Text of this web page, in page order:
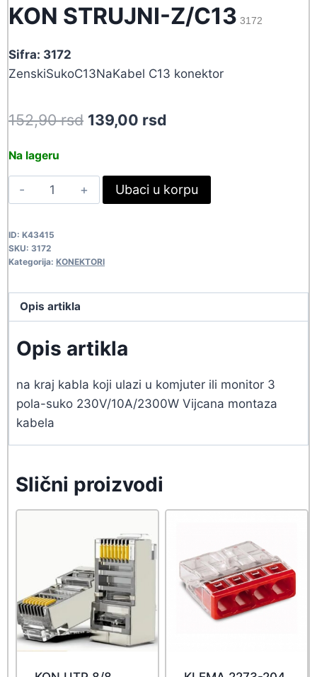
KON STRUJNI-Z/C13 3172
Sifra: 3172
ZenskiSukoC13NaKabel C13 konektor
152,90rsd Original
152,90 rsd.
139,00 rsd
139,00 rsd.
Na lageru
KON
STRUJNI-
3172
quantity
Ubaci u korpu
ID: K43415
SKU: 3172
Kategorija: KONEKTORI
Opis artikla
Opis artikla
na kraj kabla koji ulazi u komjuter ili monitor 3
pola-suko 230V/10A/2300W Vijcana montaza
kabela
Slični proizvodi